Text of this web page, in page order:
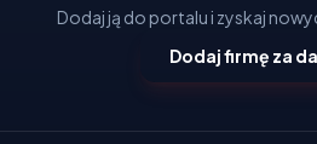
Dodaj ją do portalu i zyskaj
Dodaj firmę za